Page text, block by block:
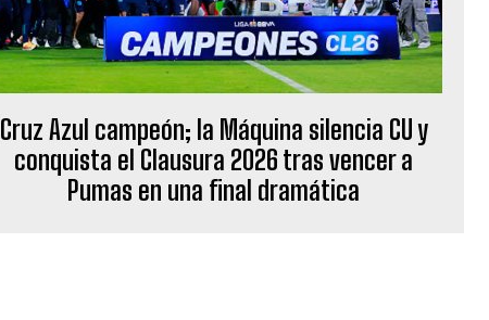
Cruz Azul campeón; la Máquina silencia CU y
conquista el Clausura 2026 tras vencer a
Pumas en una final dramática